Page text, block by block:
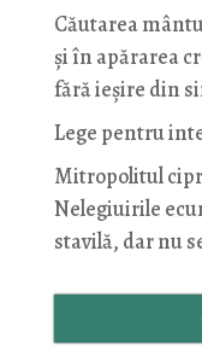
Căutarea
și în apărarea
fără ieșire din
Lege pentru
Mitropolitul
Nelegiuirile
stavilă, dar nu